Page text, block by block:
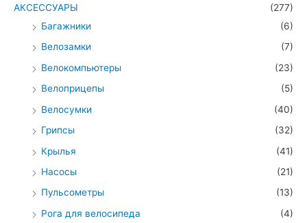
АКСЕССУАРЫ
(277)
Багажники
(6)
Велозамки
(7)
Велокомпьютеры
(23)
Велоприцепы
(5)
Велосумки
(40)
Грипсы
(32)
Крылья
(41)
Насосы
(21)
Пульсометры
(13)
Рога для велосипеда
(4)